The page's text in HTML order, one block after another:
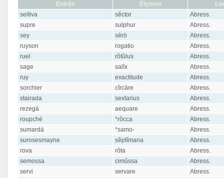
Entrée Étymon
seitiva
sĕctor
Abress.
supre
sulphur
Abress.
sey
sērō
Abress.
ruyson
rogatio
Abress.
ruel
rŏtŭlus
Abress.
sage
salĭx
Abress.
ruy
exactitude
Abress.
sorchier
cĭrcāre
Abress.
stairada
sextarius
Abress.
rezegá
aequare
Abress.
roupché
*rŏcca
Abress.
sumardá
*samo-
Abress.
surosesmayne
sĕptĭmana
Abress.
rova
rŏta
Abress.
semossa
cimŭssa
Abress.
servi
servare
Abress.